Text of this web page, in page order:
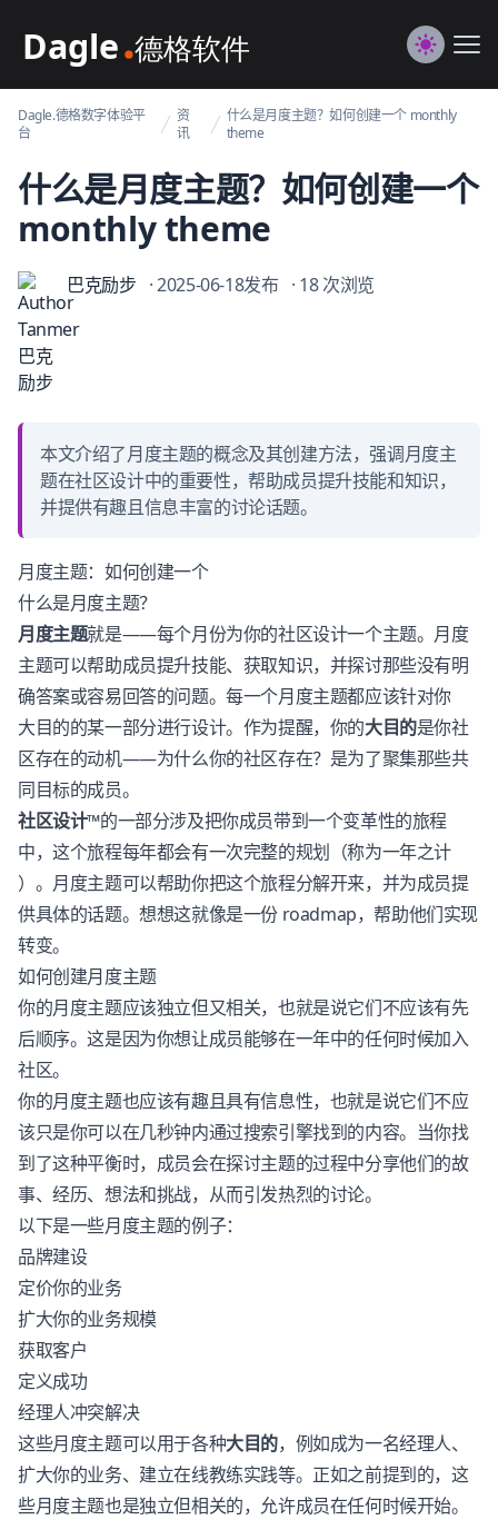
Dagle@数字体验管理
Switch
Dagle.德格数字体验平
台
资
讯
什么是月度主题？如何创建一个 monthly
theme
什么是月度主题？如何创建一个
monthly theme
巴克励步 · 2025-06-18发布 · 18 次浏览
本文介绍了月度主题的概念及其创建方法，强调月度主
题在社区设计中的重要性，帮助成员提升技能和知识，
并提供有趣且信息丰富的讨论话题。
月度主题：如何创建一个
什么是月度主题？
月度主题就是——每个月份为你的社区设计一个主题。月度
主题可以帮助成员提升技能、获取知识，并探讨那些没有明
确答案或容易回答的问题。每一个月度主题都应该针对你
大目的的某一部分进行设计。作为提醒，你的大目的是你社
区存在的动机——为什么你的社区存在？是为了聚集那些共
同目标的成员。
社区设计™的一部分涉及把你成员带到一个变革性的旅程
中，这个旅程每年都会有一次完整的规划（称为一年之计
）。月度主题可以帮助你把这个旅程分解开来，并为成员提
供具体的话题。想想这就像是一份 roadmap，帮助他们实现
转变。
如何创建月度主题
你的月度主题应该独立但又相关，也就是说它们不应该有先
后顺序。这是因为你想让成员能够在一年中的任何时候加入
社区。
你的月度主题也应该有趣且具有信息性，也就是说它们不应
该只是你可以在几秒钟内通过搜索引擎找到的内容。当你找
到了这种平衡时，成员会在探讨主题的过程中分享他们的故
事、经历、想法和挑战，从而引发热烈的讨论。
以下是一些月度主题的例子：
品牌建设
定价你的业务
扩大你的业务规模
获取客户
定义成功
经理人冲突解决
这些月度主题可以用于各种大目的，例如成为一名经理人、
扩大你的业务、建立在线教练实践等。正如之前提到的，这
些月度主题也是独立但相关的，允许成员在任何时候开始。